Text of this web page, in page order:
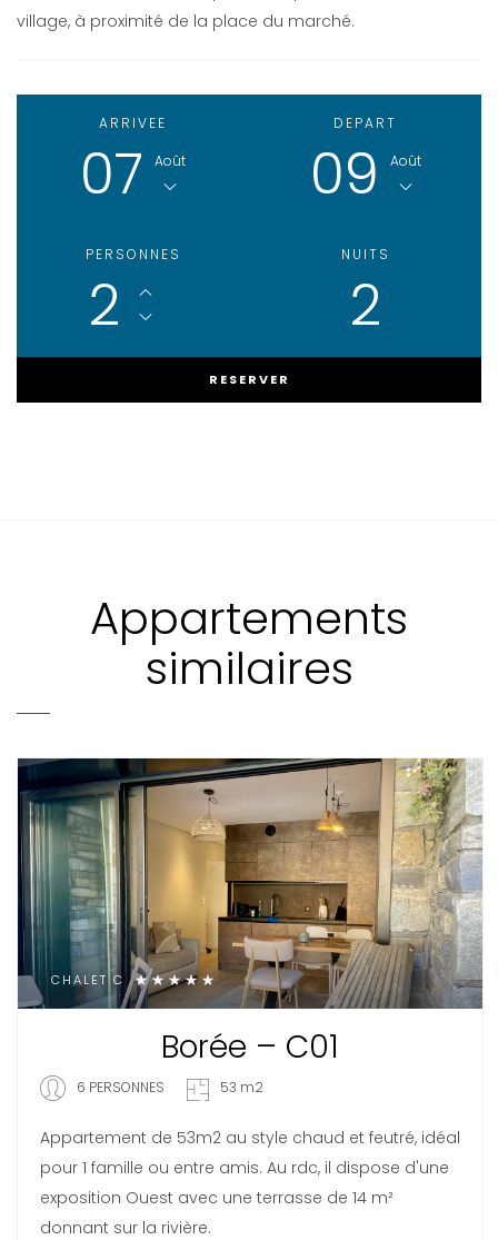
village, à proximité de la place du marché.
ARRIVEE
07 Août
DEPART
09 Août
PERSONNES
2
NUITS
2
Appartements
similaires
CHALET C
Borée – C01
6 PERSONNES 53 m2
Appartement de 53m2 au style chaud et feutré, idéal
pour 1 famille ou entre amis. Au rdc, il dispose d'une
exposition Ouest avec une terrasse de 14 m²
donnant sur la rivière.